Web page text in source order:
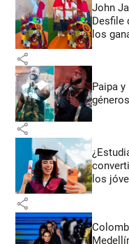
John
Desfile
los
share
Paipa
share
los
share